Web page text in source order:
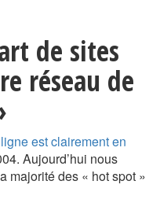
de sites
réseau de
est clairement en
Aujourd’hui nous
majorité des « hot spot »